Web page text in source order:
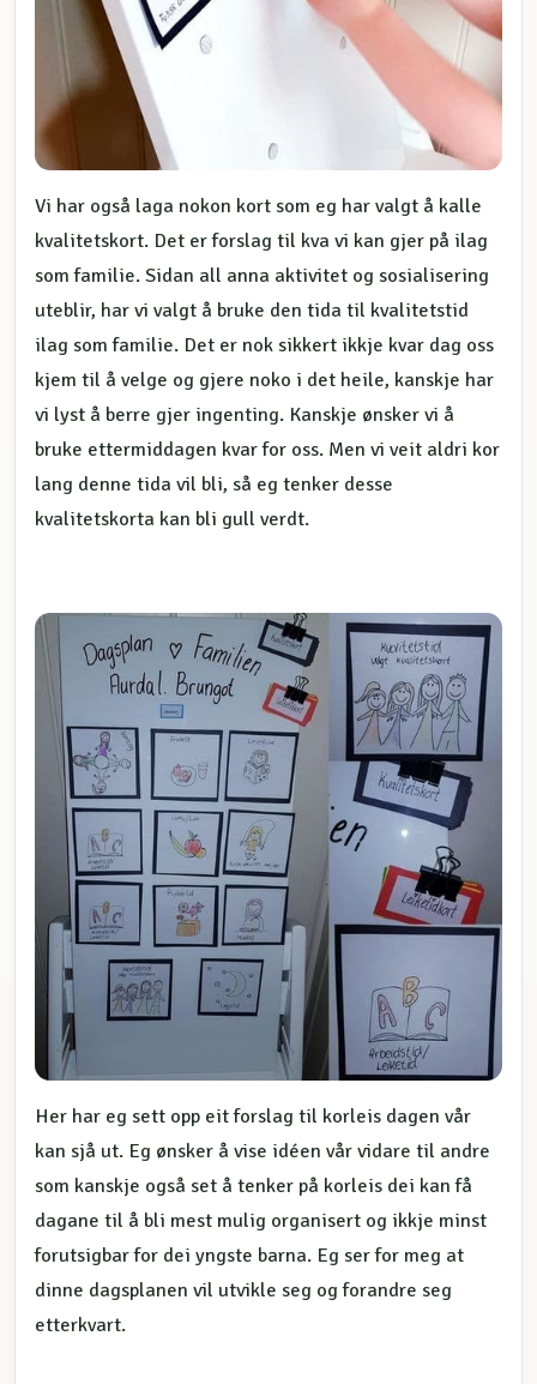
Vi har også laga nokon kort som eg har valgt å kalle
kvalitetskort. Det er forslag til kva vi kan gjer på ilag
som familie. Sidan all anna aktivitet og sosialisering
uteblir, har vi valgt å bruke den tida til kvalitetstid
ilag som familie. Det er nok sikkert ikkje kvar dag oss
kjem til å velge og gjere noko i det heile, kanskje har
vi lyst å berre gjer ingenting. Kanskje ønsker vi å
bruke ettermiddagen kvar for oss. Men vi veit aldri kor
lang denne tida vil bli, så eg tenker desse
kvalitetskorta kan bli gull verdt.
Her har eg sett opp eit forslag til korleis dagen vår
kan sjå ut. Eg ønsker å vise idéen vår vidare til andre
som kanskje også set å tenker på korleis dei kan få
dagane til å bli mest mulig organisert og ikkje minst
forutsigbar for dei yngste barna. Eg ser for meg at
dinne dagsplanen vil utvikle seg og forandre seg
etterkvart.